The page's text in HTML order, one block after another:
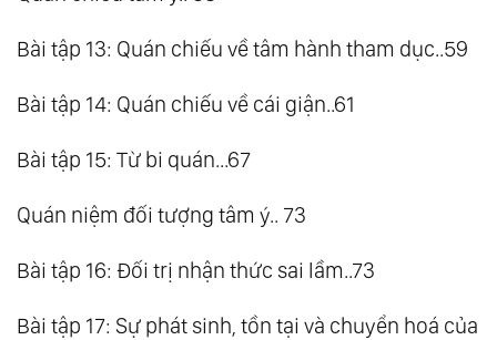
Bài tập 13: Quán chiếu về tâm hành tham dục..59
Bài tập 14: Quán chiếu về cái giận..61
Bài tập 15: Từ bi quán...67
Quán niệm đối tượng tâm ý.. 73
Bài tập 16: Đối trị nhận thức sai lầm..73
Bài tập 17: Sự phát sinh, tồn tại và chuyển hoá của